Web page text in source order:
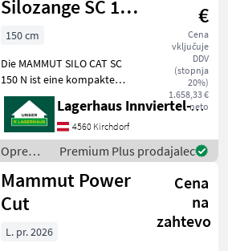
Mammut
Silozange SC 150
N
€
Cena
vključuje
DDV
(stopnja
20%)
1.658,33 €
neto
150 cm
Die MAMMUT SILO CAT SC
150 N ist eine kompakte
Silozange, die speziell für
den Anbau an Frontladern,
Hofladern oder kleineren
Traktoren konzipiert ist
Abmessungen
Lagerhaus Innviertel-Traunviertel-Urfahr eGen, Kirchdorf
4560 Kirchdorf
Oprema
za
krmljenje
/
Mammut
Premium Plus prodajalec
Mammut Power
Cut
Cena
na
zahtevo
L. pr. 2026